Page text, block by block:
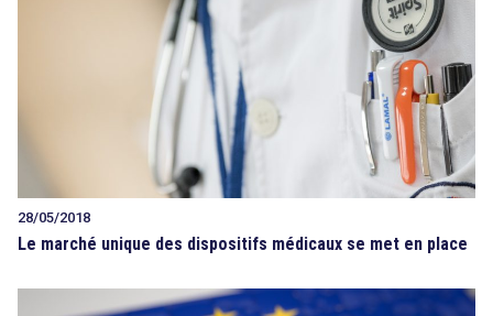
28/05/2018
Le marché unique des dispositifs médicaux se met en place